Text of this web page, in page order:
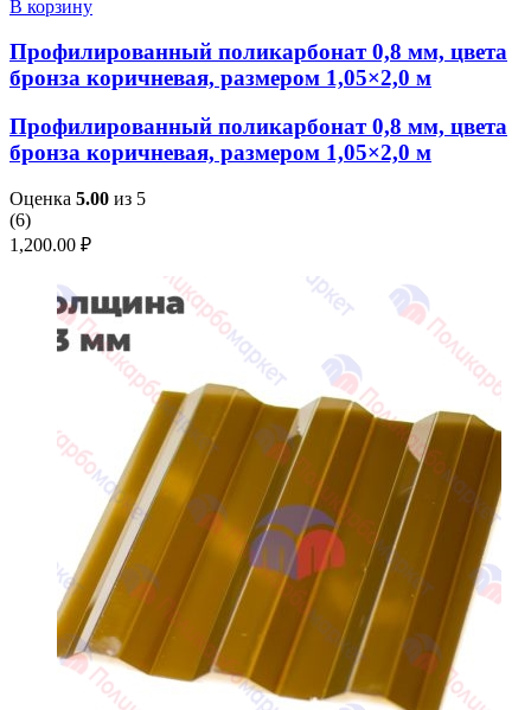
В корзину
Профилированный поликарбонат 0,8 мм, цвета
бронза коричневая, размером 1,05×2,0 м
Профилированный поликарбонат 0,8 мм, цвета
бронза коричневая, размером 1,05×2,0 м
Оценка 5.00 из 5
(6)
1,200.00 ₽